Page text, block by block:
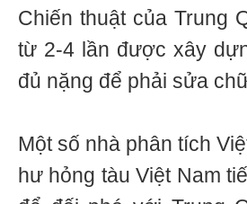
Chiến thuật của Trung
từ 2-4 lần được xây
đủ nặng để phải sửa
Một số nhà phân tích
hư hỏng tàu Việt Nam